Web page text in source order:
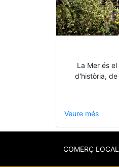
La Mer és
d'història,
Veure més
COMERÇ LOCAL